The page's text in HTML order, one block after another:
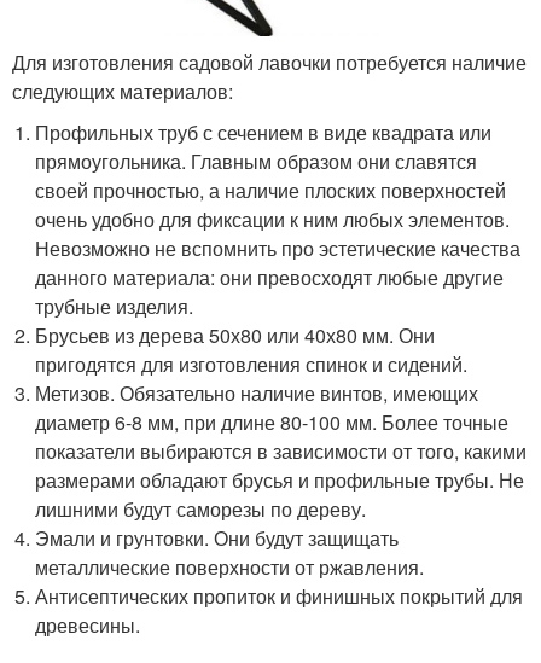
Для изготовления садовой лавочки потребуется наличие
следующих материалов:
Профильных труб с сечением в виде квадрата или
прямоугольника. Главным образом они славятся
своей прочностью, а наличие плоских поверхностей
очень удобно для фиксации к ним любых элементов.
Невозможно не вспомнить про эстетические качества
данного материала: они превосходят любые другие
трубные изделия.
Брусьев из дерева 50х80 или 40х80 мм. Они
пригодятся для изготовления спинок и сидений.
Метизов. Обязательно наличие винтов, имеющих
диаметр 6-8 мм, при длине 80-100 мм. Более точные
показатели выбираются в зависимости от того, какими
размерами обладают брусья и профильные трубы. Не
лишними будут саморезы по дереву.
Эмали и грунтовки. Они будут защищать
металлические поверхности от ржавления.
Антисептических пропиток и финишных покрытий для
древесины.